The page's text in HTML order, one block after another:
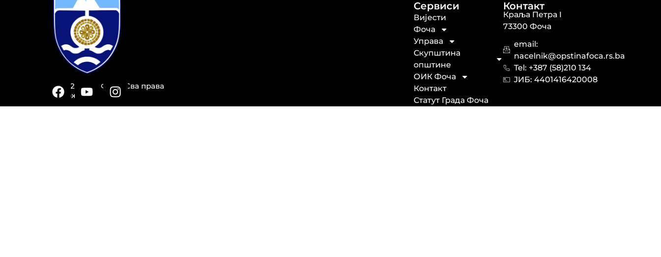
© 2026 Град Фоча. Сва права
задржана.
Сервиси
Вијести
Фоча
Управа
Скупштина
општине
ОИК Фоча
Контакт
Статут Града Фоча
Контакт
Краља Петра I
73300 Фоча
email:
nacelnik@opstinafoca.rs.ba
Tel: +387 (58)210 134
JИБ: 44014164​20008